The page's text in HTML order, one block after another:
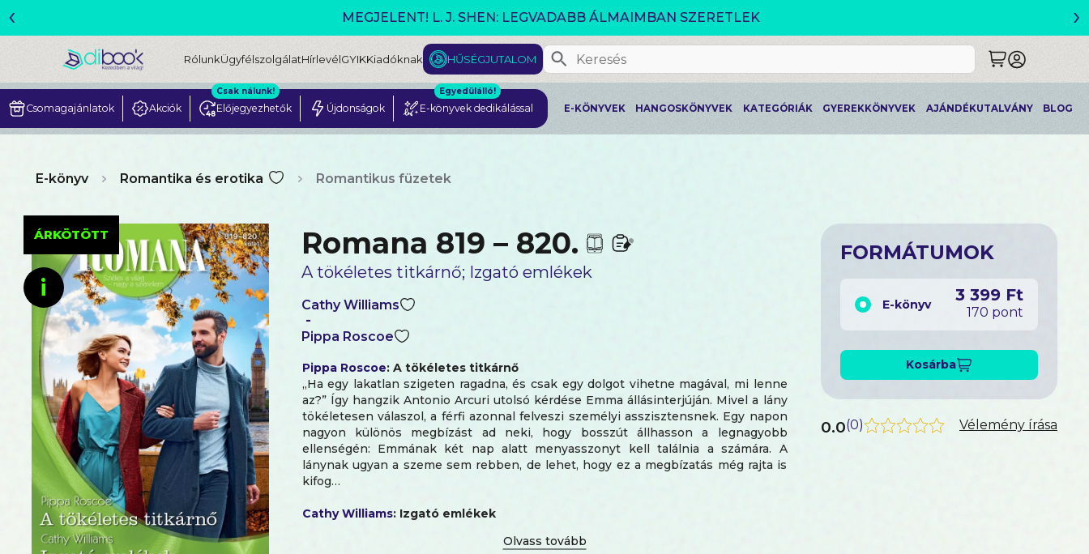
MEGJELENT! L. J. SHEN: LEGVADABB ÁLMAIMBAN SZERETLEK
‹ ›
RólunkÜgyfélszolgálatHírlevélGYIKKiadóknak HŰSÉGJUTALOM
Csomagajánlatok Akciók Előjegyezhetők
Csak nálunk!
Újdonságok E-könyvek dedikálással
Egyedülálló!
E-KÖNYVEK HANGOSKÖNYVEK KATEGÓRIÁK GYEREKKÖNYVEK AJÁNDÉKUTALVÁNY BLOG
E-könyv Romantika és erotika Romantikus füzetek
ÁRKÖTÖTT
i
Romana 819 – 820.
A tökéletes titkárnő; Izgató emlékek
Cathy Williams
-
Pippa Roscoe
Pippa Roscoe: A tökéletes titkárnő
„Ha egy lakatlan szigeten ragadna, és csak egy dolgot vihetne magával, mi lenne
az?” Így hangzik Antonio Arcuri utolsó kérdése Emma állásinterjúján. Mivel a lány
tökéletesen válaszol, a férfi azonnal felveszi személyi asszisztensnek. Egy napon
nagyon különös megbízást ad neki, hogy bosszút állhasson a legnagyobb
ellenségén: Emmának két nap alatt menyasszonyt kell találnia a számára. A
lánynak ugyan a szeme sem rebben, de lehet, hogy ez a megbízatás még rajta is
kifog…
Cathy Williams: Izgató emlékek
megpillantja régi kedvesét egy elegáns irodában. Az emlékek még ma is
FORMÁTUMOK
E-könyv 3 399 Ft
170 pont
Kosárba
0.0(0) Vélemény írása